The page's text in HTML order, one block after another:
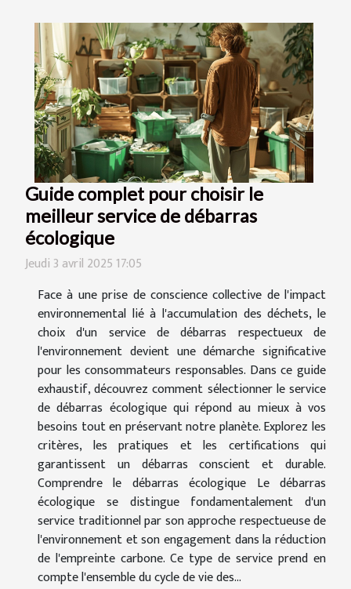
Guide complet pour choisir le
meilleur service de débarras
écologique
Jeudi 3 avril 2025 17:05
Face à une prise de conscience collective de l'impact
environnemental lié à l'accumulation des déchets, le
choix d'un service de débarras respectueux de
l'environnement devient une démarche significative
pour les consommateurs responsables. Dans ce guide
exhaustif, découvrez comment sélectionner le service
de débarras écologique qui répond au mieux à vos
besoins tout en préservant notre planète. Explorez les
critères, les pratiques et les certifications qui
garantissent un débarras conscient et durable.
Comprendre le débarras écologique Le débarras
écologique se distingue fondamentalement d'un
service traditionnel par son approche respectueuse de
l'environnement et son engagement dans la réduction
de l'empreinte carbone. Ce type de service prend en
compte l'ensemble du cycle de vie des...